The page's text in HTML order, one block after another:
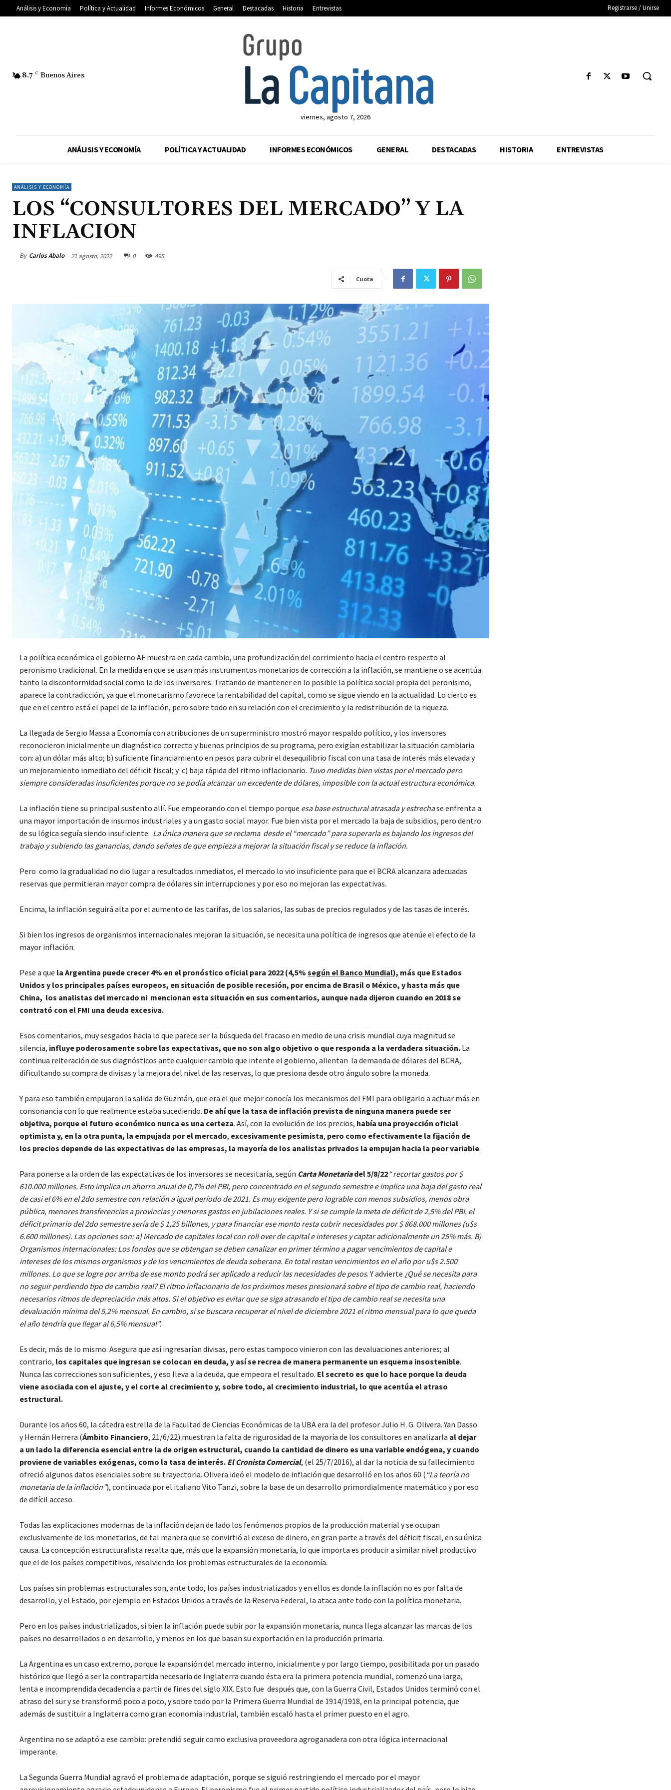
Análisis y Economía Política y Actualidad Informes Económicos General Destacadas Historia Entrevistas Registrarse / Unirse
8.7 C Buenos Aires
viernes, agosto 7, 2026
ANÁLISIS Y ECONOMÍA POLÍTICA Y ACTUALIDAD INFORMES ECONÓMICOS GENERAL DESTACADAS HISTORIA ENTREVISTAS
ANÁLISIS Y ECONOMÍA
LOS “CONSULTORES DEL MERCADO” Y LA
INFLACION
By Carlos Abalo 21 agosto, 2022 0 495
Cuota
La política económica el gobierno AF muestra en cada cambio, una profundización del corrimiento hacia el centro respecto al
peronismo tradicional. En la medida en que se usan más instrumentos monetarios de corrección a la inflación, se mantiene o se acentúa
tanto la disconformidad social como la de los inversores. Tratando de mantener en lo posible la política social propia del peronismo,
aparece la contradicción, ya que el monetarismo favorece la rentabilidad del capital, como se sigue viendo en la actualidad. Lo cierto es
que en el centro está el papel de la inflación, pero sobre todo en su relación con el crecimiento y la redistribución de la riqueza.
La llegada de Sergio Massa a Economía con atribuciones de un superministro mostró mayor respaldo político, y los inversores
reconocieron inicialmente un diagnóstico correcto y buenos principios de su programa, pero exigían estabilizar la situación cambiaria
con: a) un dólar más alto; b) suficiente financiamiento en pesos para cubrir el desequilibrio fiscal con una tasa de interés más elevada y
un mejoramiento inmediato del déficit fiscal; y c) baja rápida del ritmo inflacionario. Tuvo medidas bien vistas por el mercado pero
siempre consideradas insuficientes porque no se podía alcanzar un excedente de dólares, imposible con la actual estructura económica.
La inflación tiene su principal sustento allí. Fue empeorando con el tiempo porque esa base estructural atrasada y estrechase enfrenta a
una mayor importación de insumos industriales y a un gasto social mayor. Fue bien vista por el mercado la baja de subsidios, pero dentro
de su lógica seguía siendo insuficiente. La única manera que se reclama desde el “mercado” para superarla es bajando los ingresos del
trabajo y subiendo las ganancias, dando señales de que empieza a mejorar la situación fiscal y se reduce la inflación.
Pero como la gradualidad no dio lugar a resultados inmediatos, el mercado lo vio insuficiente para que el BCRA alcanzara adecuadas
reservas que permitieran mayor compra de dólares sin interrupciones y por eso no mejoran las expectativas.
Encima, la inflación seguirá alta por el aumento de las tarifas, de los salarios, las subas de precios regulados y de las tasas de interés.
Si bien los ingresos de organismos internacionales mejoran la situación, se necesita una política de ingresos que atenúe el efecto de la
mayor inflación.
Pese a que la Argentina puede crecer 4% en el pronóstico oficial para 2022 (4,5% según el Banco Mundial), más que Estados
Unidos y los principales países europeos, en situación de posible recesión, por encima de Brasil o México, y hasta más que
China, los analistas del mercado ni mencionan esta situación en sus comentarios, aunque nada dijeron cuando en 2018 se
contrató con el FMI una deuda excesiva.
Esos comentarios, muy sesgados hacia lo que parece ser la búsqueda del fracaso en medio de una crisis mundial cuya magnitud se
silencia, influye poderosamente sobre las expectativas, que no son algo objetivo o que responda a la verdadera situación. La
continua reiteración de sus diagnósticos ante cualquier cambio que intente el gobierno, alientan la demanda de dólares del BCRA,
dificultando su compra de divisas y la mejora del nivel de las reservas, lo que presiona desde otro ángulo sobre la moneda.
Y para eso también empujaron la salida de Guzmán, que era el que mejor conocía los mecanismos del FMI para obligarlo a actuar más en
consonancia con lo que realmente estaba sucediendo. De ahí que la tasa de inflación prevista de ninguna manera puede ser
objetiva, porque el futuro económico nunca es una certeza. Así, con la evolución de los precios, había una proyección oficial
optimista y, en la otra punta, la empujada por el mercado, excesivamente pesimista, pero como efectivamente la fijación de
los precios depende de las expectativas de las empresas, la mayoría de los analistas privados la empujan hacia la peor variable.
Para ponerse a la orden de las expectativas de los inversores se necesitaría, según Carta Monetariadel 5/8/22“recortar gastos por $
610.000 millones. Esto implica un ahorro anual de 0,7% del PBI, pero concentrado en el segundo semestre e implica una baja del gasto real
de casi el 6% en el 2do semestre con relación a igual período de 2021. Es muy exigente pero lograble con menos subsidios, menos obra
pública, menores transferencias a provincias y menores gastos en jubilaciones reales. Y si se cumple la meta de déficit de 2,5% del PBI, el
déficit primario del 2do semestre sería de $ 1,25 billones, y para financiar ese monto resta cubrir necesidades por $ 868.000 millones (u$s
6.600 millones). Las opciones son: a) Mercado de capitales local con roll over de capital e intereses y captar adicionalmente un 25% más. B)
Organismos internacionales: Los fondos que se obtengan se deben canalizar en primer término a pagar vencimientos de capital e
intereses de los mismos organismos y de los vencimientos de deuda soberana. En total restan vencimientos en el año por u$s 2.500
millones. Lo que se logre por arriba de ese monto podrá ser aplicado a reducir las necesidades de pesos. Y advierte ¿Qué se necesita para
no seguir perdiendo tipo de cambio real? El ritmo inflacionario de los próximos meses presionará sobre el tipo de cambio real, haciendo
necesarios ritmos de depreciación más altos. Si el objetivo es evitar que se siga atrasando el tipo de cambio real se necesita una
devaluación mínima del 5,2% mensual. En cambio, si se buscara recuperar el nivel de diciembre 2021 el ritmo mensual para lo que queda
el año tendría que llegar al 6,5% mensual”.
Es decir, más de lo mismo. Asegura que así ingresarían divisas, pero estas tampoco vinieron con las devaluaciones anteriores; al
contrario, los capitales que ingresan se colocan en deuda, y así se recrea de manera permanente un esquema insostenible.
Nunca las correcciones son suficientes, y eso lleva a la deuda, que empeora el resultado. El secreto es que lo hace porque la deuda
viene asociada con el ajuste, y el corte al crecimiento y, sobre todo, al crecimiento industrial, lo que acentúa el atraso
estructural.
Durante los años 60, la cátedra estrella de la Facultad de Ciencias Económicas de la UBA era la del profesor Julio H. G. Olivera. Yan Dasso
y Hernán Herrera (Ámbito Financiero, 21/6/22) muestran la falta de rigurosidad de la mayoría de los consultores en analizarla al dejar
a un lado la diferencia esencial entre la de origen estructural, cuando la cantidad de dinero es una variable endógena, y cuando
proviene de variables exógenas, como la tasa de interés. El Cronista Comercial, (el 25/7/2016), al dar la noticia de su fallecimiento
ofreció algunos datos esenciales sobre su trayectoria. Olivera ideó el modelo de inflación que desarrolló en los años 60 ( “La teoría no
monetaria de la inflación”), continuada por el italiano Vito Tanzi, sobre la base de un desarrollo primordialmente matemático y por eso
de difícil acceso.
Todas las explicaciones modernas de la inflación dejan de lado los fenómenos propios de la producción material y se ocupan
exclusivamente de los monetarios, de tal manera que se convirtió al exceso de dinero, en gran parte a través del déficit fiscal, en su única
causa. La concepción estructuralista resalta que, más que la expansión monetaria, lo que importa es producir a similar nivel productivo
que el de los países competitivos, resolviendo los problemas estructurales de la economía.
Los países sin problemas estructurales son, ante todo, los países industrializados y en ellos es donde la inflación no es por falta de
desarrollo, y el Estado, por ejemplo en Estados Unidos a través de la Reserva Federal, la ataca ante todo con la política monetaria.
Pero en los países industrializados, si bien la inflación puede subir por la expansión monetaria, nunca llega alcanzar las marcas de los
países no desarrollados o en desarrollo, y menos en los que basan su exportación en la producción primaria.
La Argentina es un caso extremo, porque la expansión del mercado interno, inicialmente y por largo tiempo, posibilitada por un pasado
histórico que llegó a ser la contrapartida necesaria de Inglaterra cuando ésta era la primera potencia mundial, comenzó una larga,
lenta e incomprendida decadencia a partir de fines del siglo XIX. Esto fue después que, con la Guerra Civil, Estados Unidos terminó con el
atraso del sur y se transformó poco a poco, y sobre todo por la Primera Guerra Mundial de 1914/1918, en la principal potencia, que
además de sustituir a Inglaterra como gran economía industrial, también escaló hasta el primer puesto en el agro.
Argentina no se adaptó a ese cambio: pretendió seguir como exclusiva proveedora agroganadera con otra lógica internacional
imperante.
La Segunda Guerra Mundial agravó el problema de adaptación, porque se siguió restringiendo el mercado por el mayor